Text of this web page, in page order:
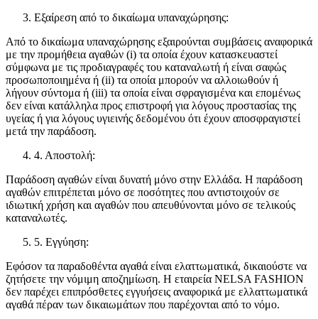
Εξαίρεση από το δικαίωμα υπαναχώρησης:
Από το δικαίωμα υπαναχώρησης εξαιρούνται συμβάσεις αναφορικά
με την προμήθεια αγαθών (i) τα οποία έχουν κατασκευαστεί
σύμφωνα με τις προδιαγραφές του καταναλωτή ή είναι σαφώς
προσωποποιημένα ή (ii) τα οποία μπορούν να αλλοιωθούν ή
λήγουν σύντομα ή (iii) τα οποία είναι σφραγισμένα και επομένως
δεν είναι κατάλληλα προς επιστροφή για λόγους προστασίας της
υγείας ή για λόγους υγιεινής δεδομένου ότι έχουν αποσφραγιστεί
μετά την παράδοση.
4. Αποστολή:
Παράδοση αγαθών είναι δυνατή μόνο στην Ελλάδα. Η παράδοση
αγαθών επιτρέπεται μόνο σε ποσότητες που αντιστοιχούν σε
ιδιωτική χρήση και αγαθών που απευθύνονται μόνο σε τελικούς
καταναλωτές.
5. Εγγύηση:
Εφόσον τα παραδοθέντα αγαθά είναι ελαττωματικά, δικαιούστε να
ζητήσετε την νόμιμη αποζημίωση. Η εταιρεία NELSA FASHION
δεν παρέχει επιπρόσθετες εγγυήσεις αναφορικά με ελλαττωματικά
αγαθά πέραν των δικαιωμάτων που παρέχονται από το νόμο.